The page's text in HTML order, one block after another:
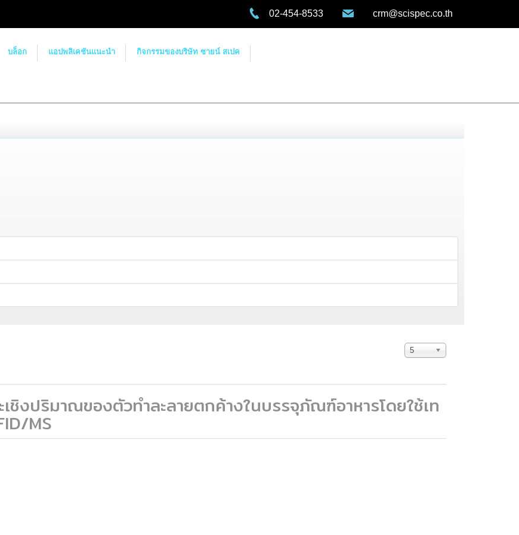
crm@scispec.co.th
02-454-8533
บล็อก แอปพลิเคชันแนะนำ กิจกรรมของบริษัท ซายน์ สเปค
Display
#
5
เชิงปริมาณของตัวทำละลายตกค้างในบรรจุภัณฑ์อาหารโดยใช้เท
MS